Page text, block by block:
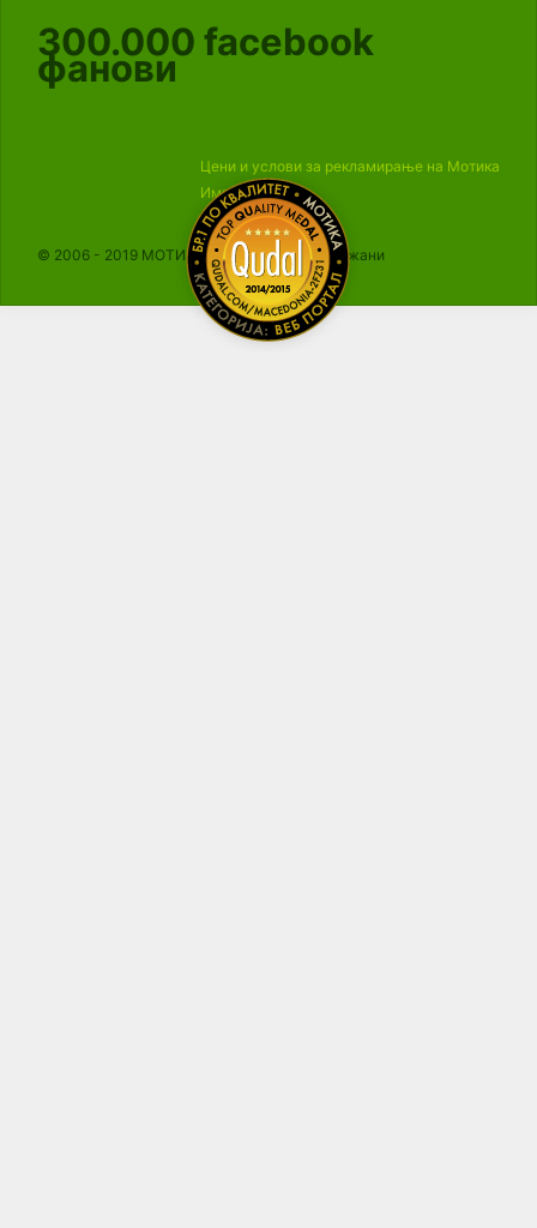
300.000 facebook
фанови
Цени и услови за рекламирање на Мотика
Импресум
© 2006 - 2019 МОТИКА, Сите права се задржани